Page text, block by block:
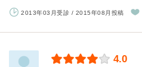
2013年03月受診 / 2015年08月投稿
4.0